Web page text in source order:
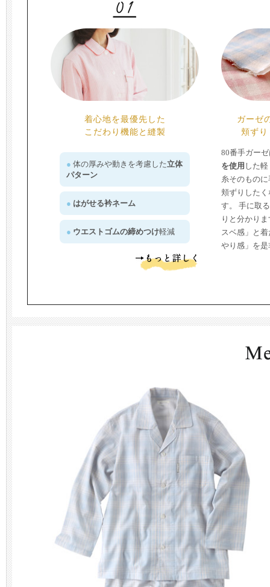
着心地を最優先した
こだわり機能と縫製
体の厚みや動きを考慮した立体
パターン
はがせる衿ネーム
ウエストゴムの締めつけ軽減
ガーゼ
頬ず
80番手ガー
を使用 した
糸そのもの
頬ずりしたく
す。 手に取
りと分かり
スベ感」と
やり感」を